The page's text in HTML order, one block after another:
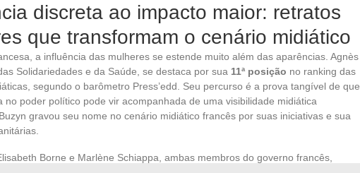
discreta ao impacto maior: retratos
que transformam o cenário midiático
a influência das mulheres se estende muito além das aparências. Agnès
Solidariedades e da Saúde, se destaca por sua 11ª posição no ranking das
segundo o barômetro Press’edd. Seu percurso é a prova tangível de que
no poder político pode vir acompanhada de uma visibilidade midiática
gravou seu nome no cenário midiático francês por suas iniciativas e sua
Borne e Marlène Schiappa, ambas membros do governo francês,